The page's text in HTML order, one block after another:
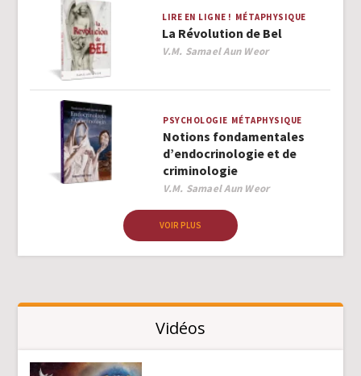
LIRE EN LIGNE ! MÉTAPHYSIQUE
La Révolution de Bel
Author
V.M. Samael Aun Weor
PSYCHOLOGIE MÉTAPHYSIQUE
Notions fondamentales
d’endocrinologie et de
criminologie
Author
V.M. Samael Aun Weor
VOIR PLUS
Vidéos